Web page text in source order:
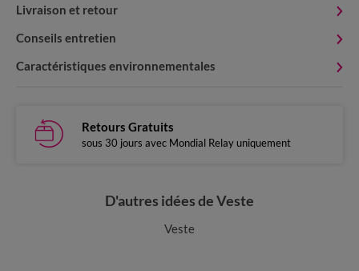
Livraison et retour
Conseils entretien
Caractéristiques environnementales
Retours Gratuits
sous 30 jours avec Mondial Relay uniquement
D'autres idées de Veste
Veste